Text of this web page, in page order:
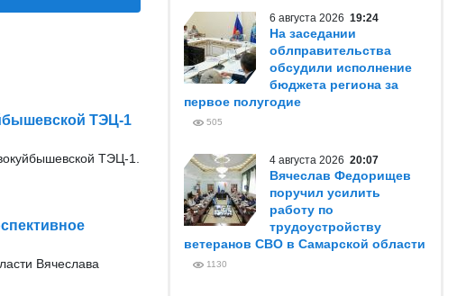
ТЭЦ-1
ТЭЦ-1.
Вячеслава
6 августа 2026 19:24
На заседании
облправительства
обсудили исполнение
бюджета региона за
первое полугодие
505
4 августа 2026 20:07
Вячеслав Федорищев
поручил усилить
работу по
трудоустройству
ветеранов СВО в Самарской области
1130